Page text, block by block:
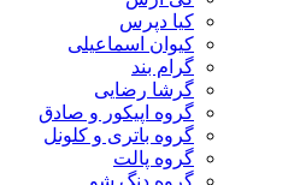
کیا دپرس
کیوان اسماعیلی
گرام بند
گرشا رضایی
گروه اپیکور و صادق
گروه باتری و کلونل
گروه پالت